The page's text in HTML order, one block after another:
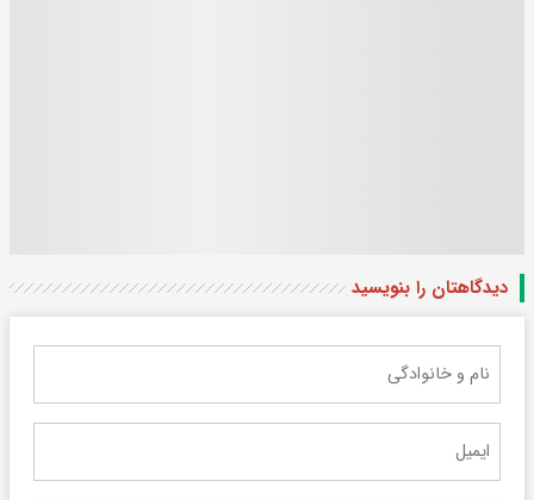
دیدگاهتان را بنویسید